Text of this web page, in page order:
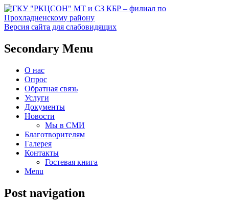
ГКУ "РКЦСОН" МТ и СЗ
КБР – филиал по
Прохладненскому району
Прохладненском районе
Версия сайта для слабовидящих
Secondary Menu
О нас
Опрос
Обратная связь
Услуги
Документы
Новости
Мы в СМИ
Благотворителям
Галерея
Контакты
Гостевая книга
Menu
Post navigation